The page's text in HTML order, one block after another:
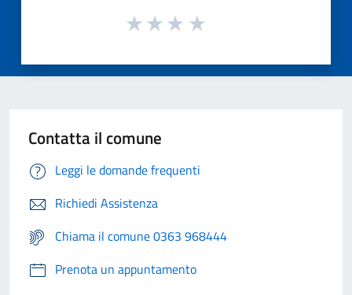
Contatta il comune
Leggi le domande frequenti
Richiedi Assistenza
Chiama il comune 0363 968444
Prenota un appuntamento